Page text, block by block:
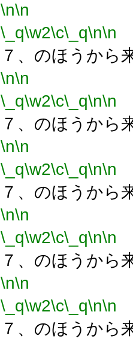
\n\n
\_q\w2\c\_q\n\n
７、のほうから
\n\n
\_q\w2\c\_q\n\n
７、のほうから
\n\n
\_q\w2\c\_q\n\n
７、のほうから
\n\n
\_q\w2\c\_q\n\n
７、のほうから
\n\n
\_q\w2\c\_q\n\n
７、のほうから